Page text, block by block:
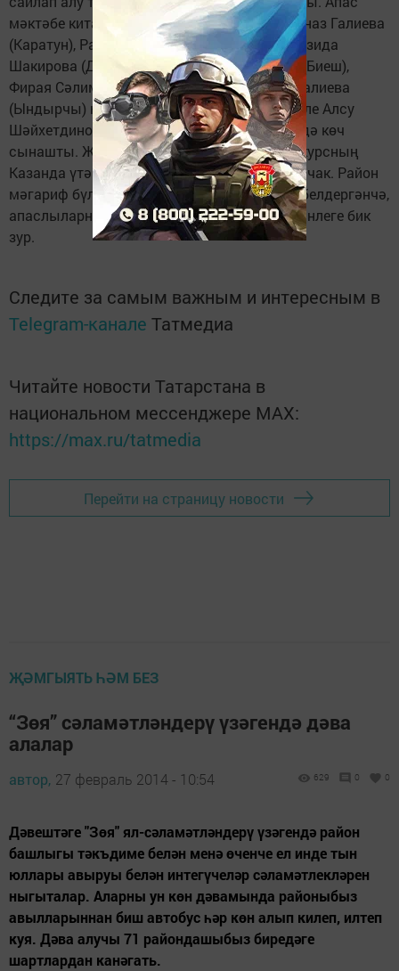
мәктәбе китапханәчесе Венера Сафина, Гөлназ Галиева
(Каратун), Раилә Вафина (Олы Бакырчы), Резида
Шакирова (Дәүләки), Валентана Куренкова (Биеш),
Фирая Сәлимуллина (Бонаш), Суфия Тимергалиева
(Ындырчы) һәм Кече Болгаер мәктәбе вәкиле Алсу
Шәйхетдинова унга якын төрле номинациядә көч
сынашты. Җиңүче Апас районы данын конкурсның
Казанда үтәчәк финал ярышларында яклаячак. Район
мәгариф бүлеге җитәкчесе Ранис Әхмәтов белдергәнчә,
апаслыларның анда катнашып җиңү мөмкинлеге бик
зур.
Следите за самым важным и интересным в
Telegram-канале Татмедиа
Читайте новости Татарстана в
национальном мессенджере MАХ:
https://max.ru/tatmedia
Перейти на страницу новости
ҖӘМГЫЯТЬ ҺӘМ БЕЗ
“Зөя” сәламәтләндерү үзәгендә дәва
алалар
автор, 27 февраль 2014 - 10:54 629 0 0
Дәвештәге "Зөя" ял-сәламәтләндерү үзәгендә район
башлыгы тәкъдиме белән менә өченче ел инде тын
юллары авыруы белән интегүчеләр сәламәтлекләрен
ныгыталар. Аларны ун көн дәвамында районыбыз
авылларыннан биш автобус һәр көн алып килеп, илтеп
куя. Дәва алучы 71 райондашыбыз биредәге
шартлардан канәгать.